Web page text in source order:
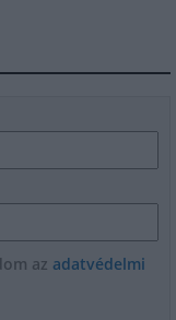
az adatvédelmi